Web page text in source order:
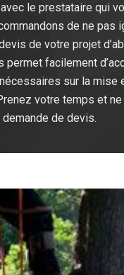
le prestataire qui
de ne pas
de votre projet
permet facilement
sur la mise
votre temps et
de devis.